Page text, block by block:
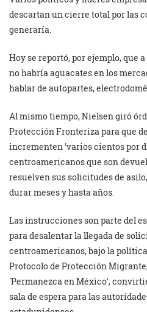
descartan un cierre total por las
generaría.
Hoy se reportó, por ejemplo, que
no habría aguacates en los
hablar de autopartes,
Al mismo tiempo, Nielsen giró
Protección Fronteriza para que
incrementen varios cientos por
centroamericanos que son
resuelven sus solicitudes de
durar meses y hasta años.
Las instrucciones son parte del
para desalentar la llegada de
centroamericanos, bajo la
Protocolo de Protección
Permanezca en México,
sala de espera para las